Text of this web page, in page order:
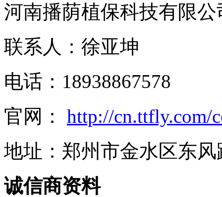
河南播荫植保科技有限公
联系人：徐亚坤
电话：18938867578
官网： http://cn.ttfly.com/
地址：郑州市金水区东
诚信商资料